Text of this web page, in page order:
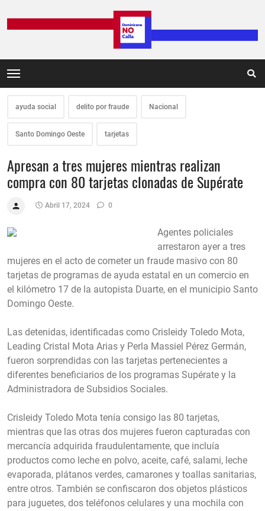
ayuda social delito por fraude Nacional
Santo Domingo Oeste tarjetas
Apresan a tres mujeres mientras realizan
compra con 80 tarjetas clonadas de Supérate
Abril 17, 2024 0
Agentes policiales
arrestaron ayer a tres
mujeres en el acto de cometer un fraude masivo con 80
tarjetas de programas de ayuda estatal en un comercio en
el kilómetro 17 de la autopista Duarte, en el municipio Santo
Domingo Oeste.
Las detenidas, identificadas como Crisleidy Toledo Mota,
Leading Cristal Mota Arias y Perla Massiel Pérez Germán,
fueron sorprendidas con las tarjetas pertenecientes a
diferentes beneficiarios de los programas Supérate y la
Administradora de Subsidios Sociales.
Crisleidy Toledo Mota tenía consigo las 80 tarjetas,
mientras que las otras dos mujeres fueron capturadas con
mercancía adquirida fraudulentamente, que incluía
productos como leche en polvo, aceite, café, salami, leche
evaporada, plátanos verdes, camarones y toallas sanitarias,
entre otros. También se confiscaron dos objetos plásticos
para juguetes, dos teléfonos celulares y una mochila con